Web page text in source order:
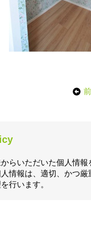
らいただいた個人情
情報は、適切、かつ
行います。